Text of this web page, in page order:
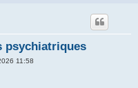
psychiatriques
11:58